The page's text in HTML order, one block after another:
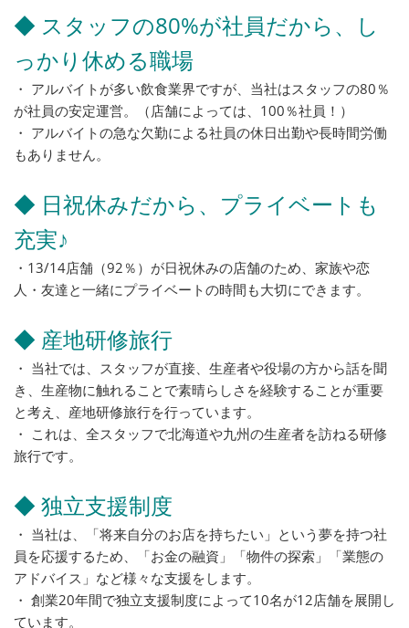
◆ スタッフの80%が社員だから、し
っかり休める職場
・ アルバイトが多い飲食業界ですが、当社はスタッフの80％
が社員の安定運営。（店舗によっては、100％社員！）
・ アルバイトの急な欠勤による社員の休日出勤や長時間労働
もありません。
◆ 日祝休みだから、プライベートも
充実♪
・13/14店舗（92％）が日祝休みの店舗のため、家族や恋
人・友達と一緒にプライベートの時間も大切にできます。
◆ 産地研修旅行
・ 当社では、スタッフが直接、生産者や役場の方から話を聞
き、生産物に触れることで素晴らしさを経験することが重要
と考え、産地研修旅行を行っています。
・ これは、全スタッフで北海道や九州の生産者を訪ねる研修
旅行です。
◆ 独立支援制度
・ 当社は、「将来自分のお店を持ちたい」という夢を持つ社
員を応援するため、「お金の融資」「物件の探索」「業態の
アドバイス」など様々な支援をします。
・ 創業20年間で独立支援制度によって10名が12店舗を展開し
ています。